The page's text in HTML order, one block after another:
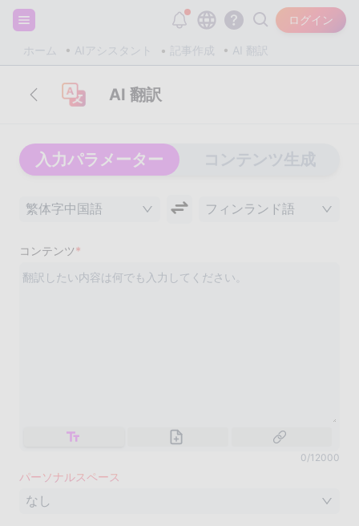
ログイン
ホーム AIアシスタント 記事作成 AI 翻訳
サインアップして20,000個の無料トークンをゲット！
AI 翻訳
入力パラメーター
繁体字中国語 フィンランド語
コンテンツ*
0/12000
パーソナルスペース
なし